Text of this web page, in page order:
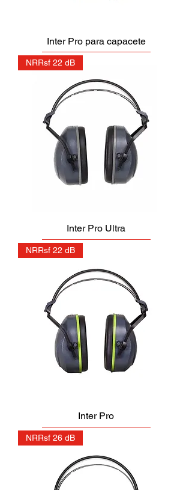
Inter Pro para capacete
NRRsf 22 dB
Inter Pro Ultra
NRRsf 22 dB
Inter Pro
NRRsf 26 dB